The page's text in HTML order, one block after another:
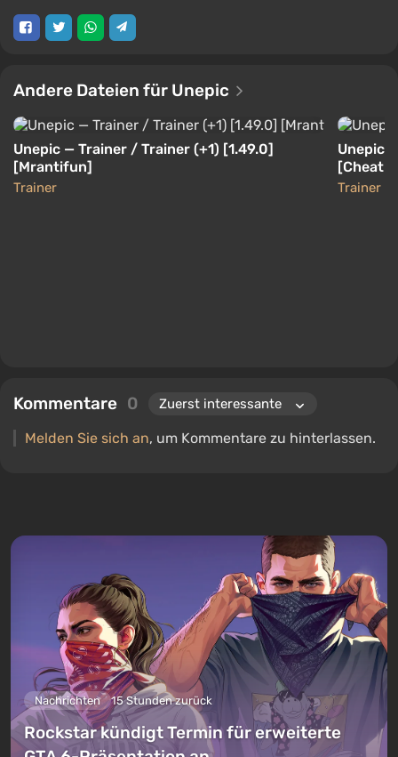
Andere Dateien für Unepic
Unepic — Trainer / Trainer (+1) [1.49.0]
[Mrantifun]
Trainer
Unepic
Trainer
Kommentare 0
Melden Sie sich an, um Kommentare zu hinterlassen.
Nachrichten 15 Stunden zurück
Rockstar kündigt Termin für erweiterte